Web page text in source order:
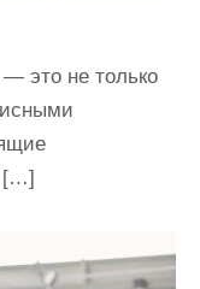
это не только
[…]